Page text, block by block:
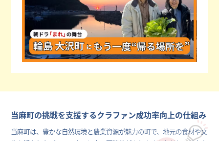
当麻町の挑戦を支援するクラファン成功率向上の仕組み
当麻町は、豊かな自然環境と農業資源が魅力の町で、地元の食材や文